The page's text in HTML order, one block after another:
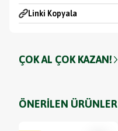
Linki Kopyala
ÇOK AL ÇOK KAZAN!
ÖNERİLEN ÜRÜNLER